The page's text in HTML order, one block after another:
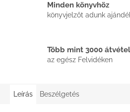
Minden könyvhöz
könyvjelzőt adunk
Több mint 3000
az egész Felvidéken
Leírás Beszélgetés